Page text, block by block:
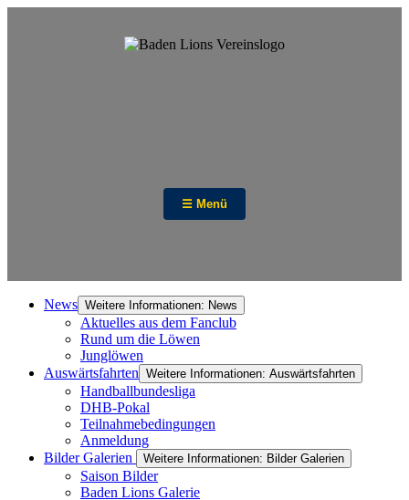
☰ Menü
News Weitere Informationen: News
Aktuelles aus dem Fanclub
Rund um die Löwen
Junglöwen
Auswärtsfahrten Weitere Informationen: Auswärtsfahrten
Handballbundesliga
DHB-Pokal
Teilnahmebedingungen
Anmeldung
Bilder Galerien
Weitere Informationen: Bilder Galerien
Saison Bilder
Baden Lions Galerie